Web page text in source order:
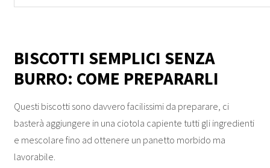
BISCOTTI SEMPLICI SENZA
BURRO: COME PREPARARLI
Questi biscotti sono davvero facilissimi da preparare, ci
basterà aggiungere in una ciotola capiente tutti gli ingredienti
e mescolare fino ad ottenere un panetto morbido ma
lavorabile.